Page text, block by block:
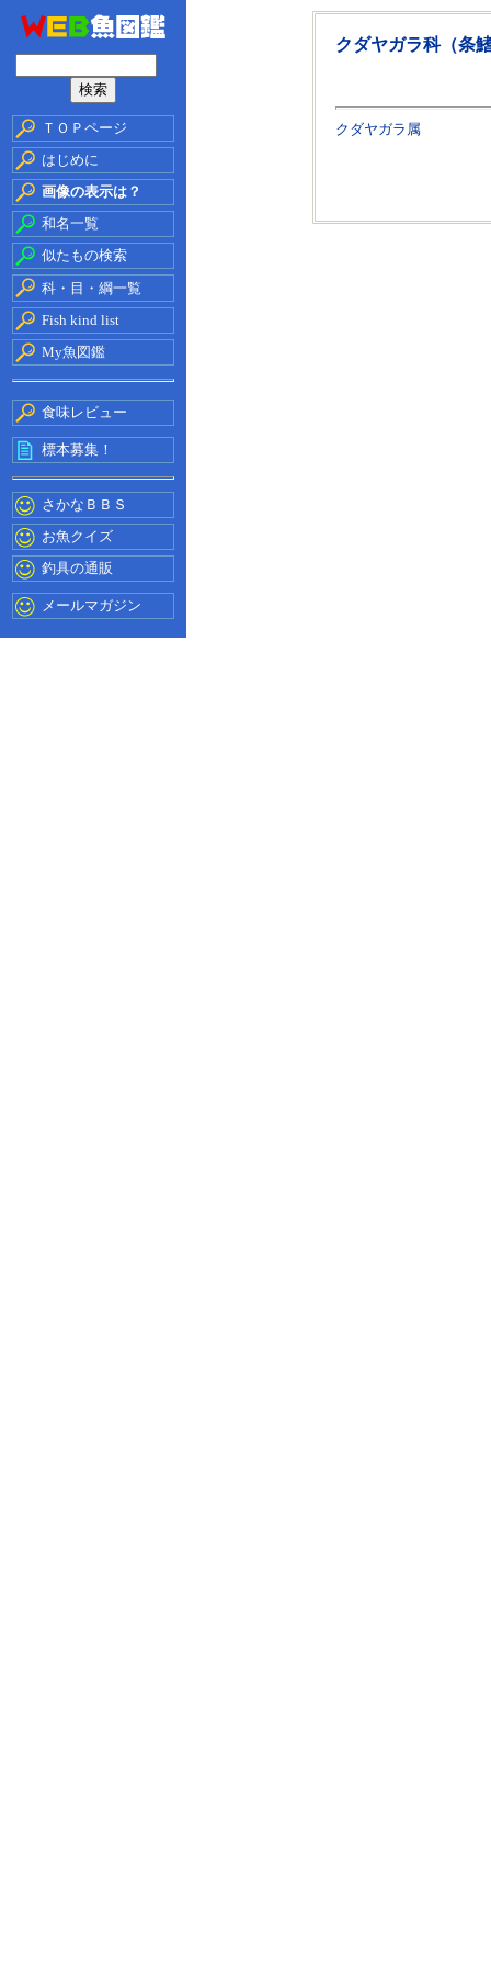
ＴＯＰページ
はじめに
画像の表示は？
和名一覧
似たもの検索
科・目・綱一覧
Fish kind list
My魚図鑑
食味レビュー
標本募集！
さかなＢＢＳ
お魚クイズ
釣具の通販
メールマガジン
クダヤガラ科（条
クダヤガラ属